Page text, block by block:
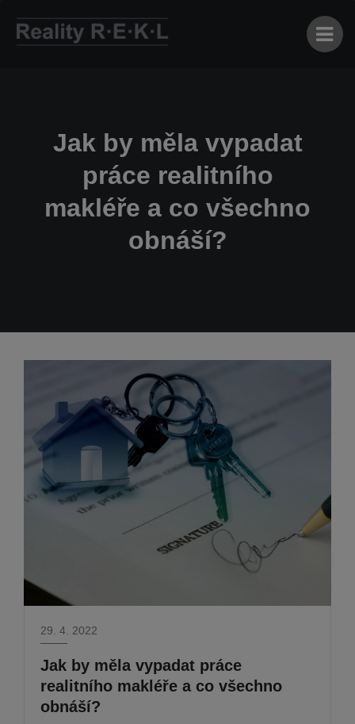
Jak by měla vypadat
práce realitního
makléře a co všechno
obnáší?
29. 4. 2022
Jak by měla vypadat práce
realitního makléře a co všechno
obnáší?